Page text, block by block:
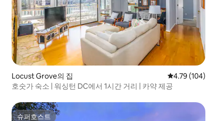
Locust Grove의 집 평점 4.79점(5
4.79 (104)
호숫가 숙소 | 워싱턴 DC에서 1시간 거리 | 카약 제공
슈퍼호스트